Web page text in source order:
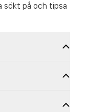
sökt på och tipsa